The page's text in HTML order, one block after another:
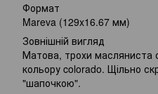
Формат
Mareva (129x16.67 мм)
Зовнішній вигляд
Матова, трохи масляниста
кольору colorado. Щільно
"шапочкою".